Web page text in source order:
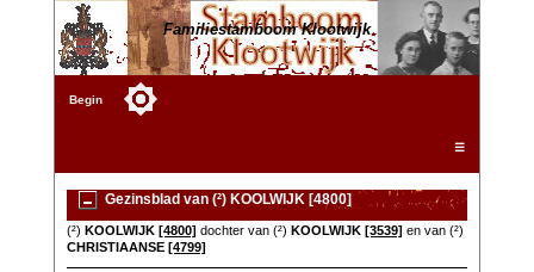
Familiestamboom Klootwijk
Begin
☰
Gezinsblad van (²) KOOLWIJK [4800]
(²) KOOLWIJK [4800] dochter van (²) KOOLWIJK [3539] en van (²)
CHRISTIAANSE [4799]